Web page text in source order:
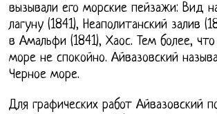
вызывали его морские пейзажи: Вид
лагуну (1841), Неаполитанский залив
в Амальфи (1841), Хаос. Тем более,
море не спокойно. Айвазовский
Черное море.
Для графических работ Айвазовский